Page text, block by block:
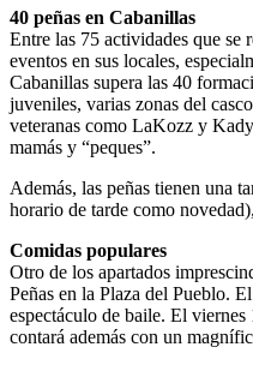
40 peñas en Cabanillas
Entre las 75 actividades que se
eventos en sus locales,
Cabanillas supera las 40
juveniles, varias zonas del
veteranas como LaKozz y
mamás y “peques”.
Además, las peñas tienen una
horario de tarde como
Comidas populares
Otro de los apartados
Peñas en la Plaza del Pueblo.
espectáculo de baile. El
contará además con un